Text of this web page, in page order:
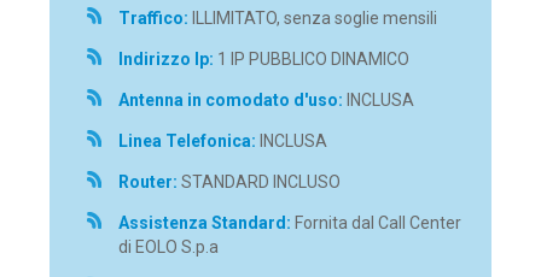
Traffico: ILLIMITATO, senza soglie mensili
Indirizzo Ip: 1 IP PUBBLICO DINAMICO
Antenna in comodato d'uso: INCLUSA
Linea Telefonica: INCLUSA
Router: STANDARD INCLUSO
Assistenza Standard: Fornita dal Call Center
di EOLO S.p.a